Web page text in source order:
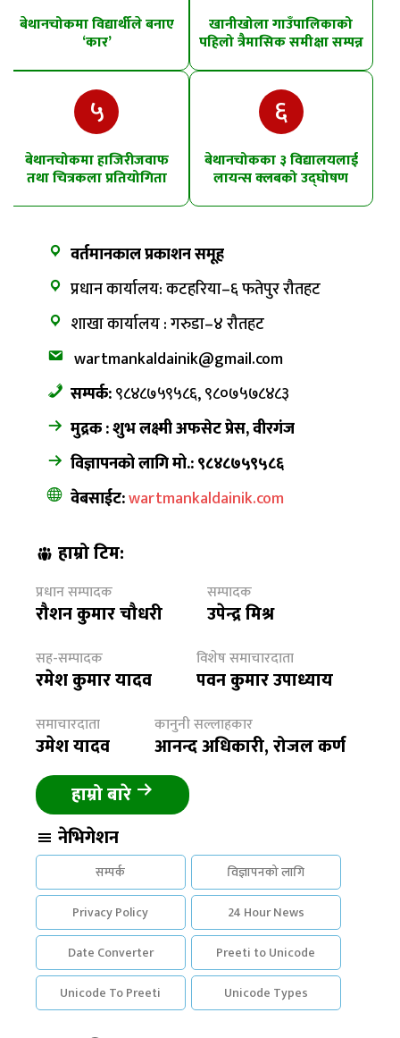
बेथानचोकमा विद्यार्थीले बनाए
‘कार’
खानीखोला गाउँपालिकाको
पहिलो त्रैमासिक समीक्षा सम्पन्न
५
बेथानचोकमा हाजिरीजवाफ
तथा चित्रकला प्रतियोगिता
६
बेथानचोकका ३ विद्यालयलाई
लायन्स क्लबको उद्घोषण
वर्तमानकाल प्रकाशन समूह
प्रधान कार्यालय: कटहरिया–६ फतेपुर रौतहट
शाखा कार्यालय : गरुडा–४ रौतहट
wartmankaldainik@gmail.com
सम्पर्क:९८४८७५९५८६, ९८०७५७८४८३
मुद्रक : शुभ लक्ष्मी अफसेट प्रेस, वीरगंज
विज्ञापनको लागि मो.: ९८४८७५९५८६
वेबसाईट:wartmankaldainik.com
हाम्रो टिम:
प्रधान सम्पादक
रौशन कुमार चौधरी
सम्पादक
उपेन्द्र मिश्र
सह-सम्पादक
रमेश कुमार यादव
विशेष समाचारदाता
पवन कुमार उपाध्याय
समाचारदाता
उमेश यादव
कानुनी सल्लाहकार
आनन्द अधिकारी, रोजल कर्ण
हाम्रो बारे
नेभिगेशन
सम्पर्क
विज्ञापनको लागि
Privacy Policy
24 Hour News
Date Converter
Preeti to Unicode
Unicode To Preeti
Unicode Types